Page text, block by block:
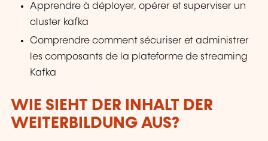
Apprendre à déployer, opérer et superviser un
cluster kafka
Comprendre comment sécuriser et administrer
les composants de la plateforme de streaming
Kafka
WIE SIEHT DER INHALT DER
WEITERBILDUNG AUS?